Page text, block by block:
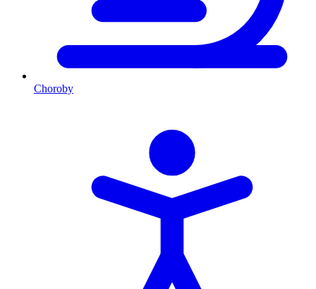
Choroby